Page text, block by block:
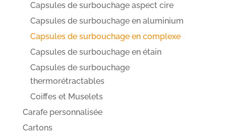
Capsules de surbouchage aspect cire
Capsules de surbouchage en aluminium
Capsules de surbouchage en complexe
Capsules de surbouchage en étain
Capsules de surbouchage
thermorétractables
Coiffes et Muselets
Carafe personnalisée
Cartons